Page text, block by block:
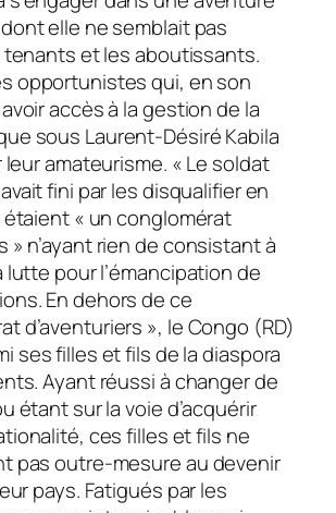
elle ne semblait pas
tenants et les aboutissants.
opportunistes qui, en son
accès à la gestion de la
sous Laurent-Désiré Kabila
amateurisme. « Le soldat
fini par les disqualifier en
étaient « un conglomérat
» n’ayant rien de consistant à
lutte pour l’émancipation de
En dehors de ce
d’aventuriers », le Congo (RD)
ses filles et fils de la diaspora
Ayant réussi à changer de
étant sur la voie d’acquérir
ces filles et fils ne
pas outre-mesure au devenir
pays. Fatigués par les